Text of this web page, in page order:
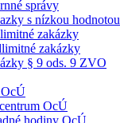
správy
s nízkou hodnotou
zakázky
zakázky
§ 9 ods. 9 ZVO
OcÚ
OcÚ
hodiny OcÚ